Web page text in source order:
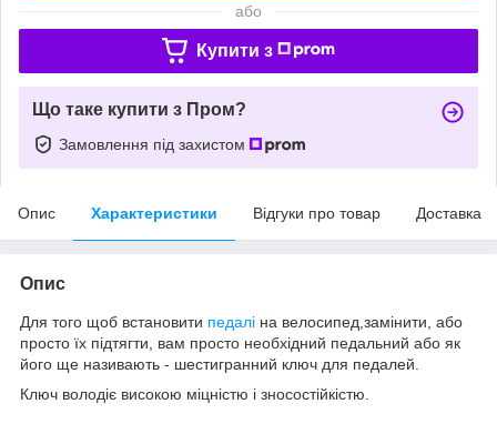
або
Купити з
Що таке купити з Пром?
Замовлення під захистом
Опис Характеристики Відгуки про товар Доставка
Опис
Для того щоб встановити педалі на велосипед,замінити, або
просто їх підтягти, вам просто необхідний педальний або як
його ще називають - шестигранний ключ для педалей.
Ключ володіє високою міцністю і зносостійкістю.